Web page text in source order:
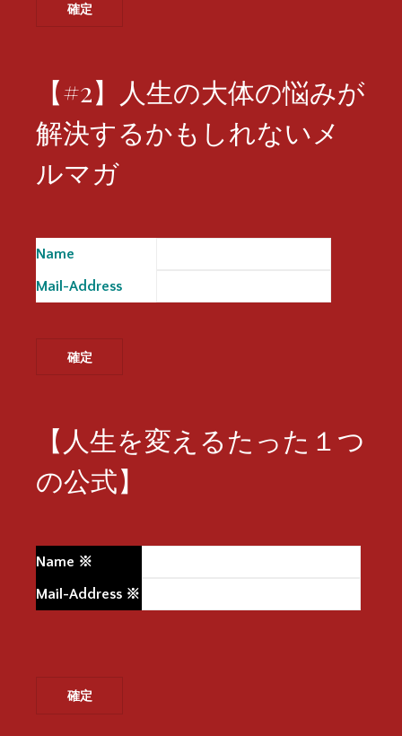
【#2】人生の大体の悩みが
解決するかもしれないメ
ルマガ
Name
Mail-Address
【人生を変えるたった１つ
の公式】
Name ※
Mail-Address ※